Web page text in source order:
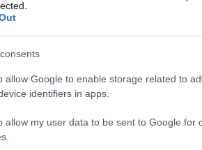
allow Google to enable storage related to
identifiers in apps.
allow my user data to be sent to Google for